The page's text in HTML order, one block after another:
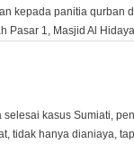
kepada panitia qurban
Pasar 1, Masjid Al
kasus Sumiati,
tidak hanya dianiaya,